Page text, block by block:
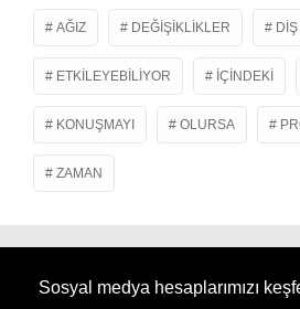
AĞIZ DEĞIŞIKLIKLER DIŞ
ETKILEYEBILIYOR IÇINDEKI
KONUŞMAYI OLURSA
ZAMAN
Sosyal medya hesaplarımızı